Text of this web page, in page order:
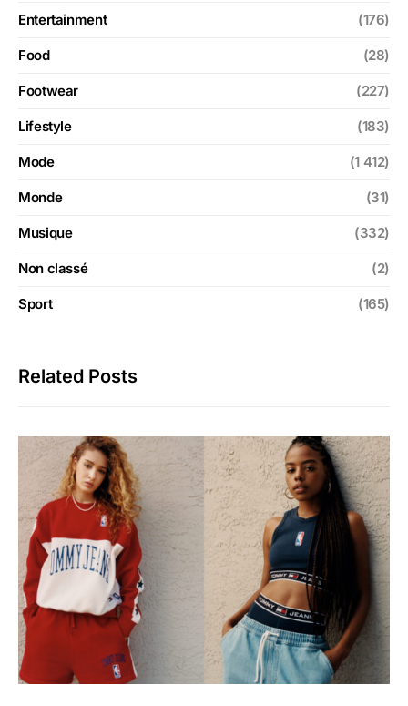
Entertainment (176)
Food (28)
Footwear (227)
Lifestyle (183)
Mode (1 412)
Monde (31)
Musique (332)
Non classé (2)
Sport (165)
Related Posts